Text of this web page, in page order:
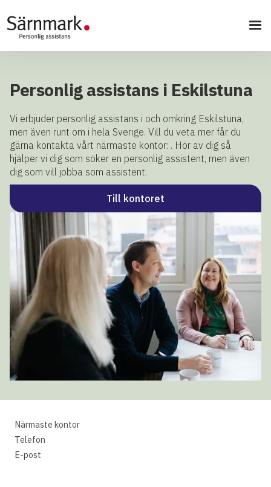
Personlig assistans i Eskilstuna
Vi erbjuder personlig assistans i och omkring Eskilstuna,
men även runt om i hela Sverige. Vill du veta mer får du
gärna kontakta vårt närmaste kontor: . Hör av dig så
hjälper vi dig som söker en personlig assistent, men även
dig som vill jobba som assistent.
Till kontoret
Närmaste kontor
Telefon
E-post